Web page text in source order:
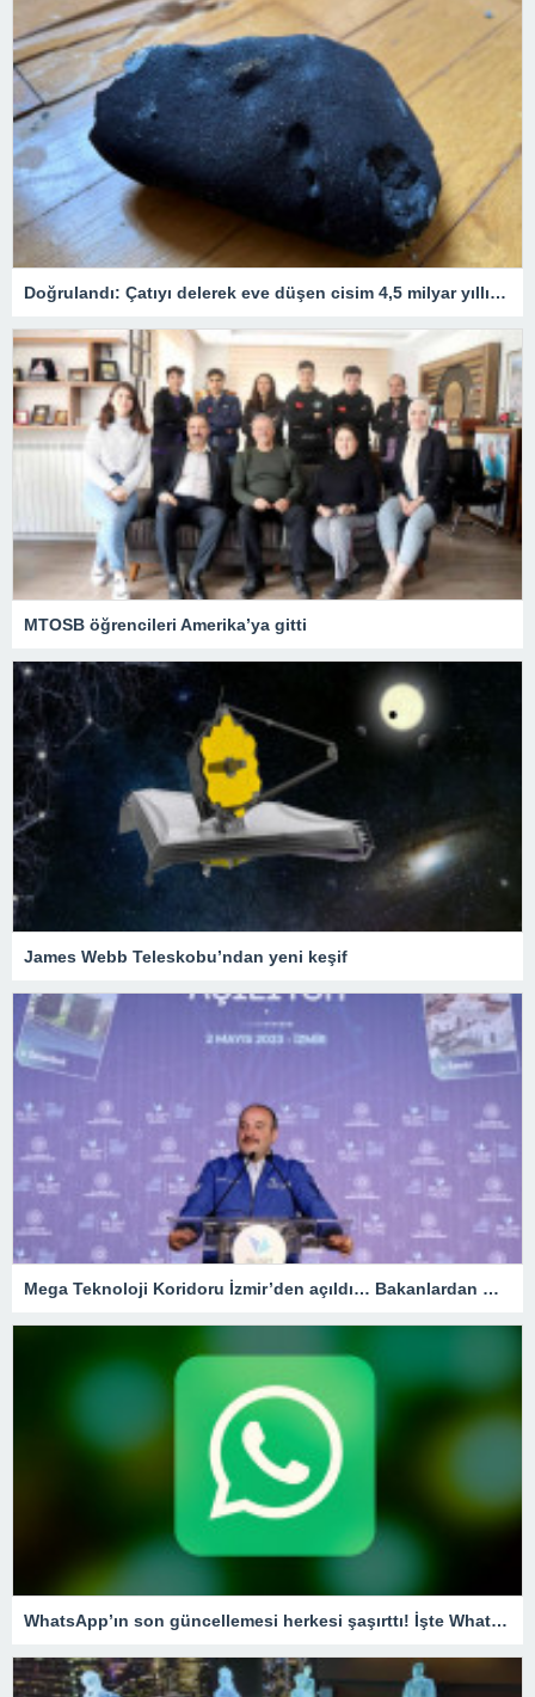
Doğrulandı: Çatıyı delerek eve düşen cisim 4,5 milyar yıllık bir göktaşı!
MTOSB öğrencileri Amerika’ya gitti
James Webb Teleskobu’ndan yeni keşif
Mega Teknoloji Koridoru İzmir’den açıldı… Bakanlardan mesaj seli!
WhatsApp’ın son güncellemesi herkesi şaşırttı! İşte WhatsApp’tan şikayet etme özelliği